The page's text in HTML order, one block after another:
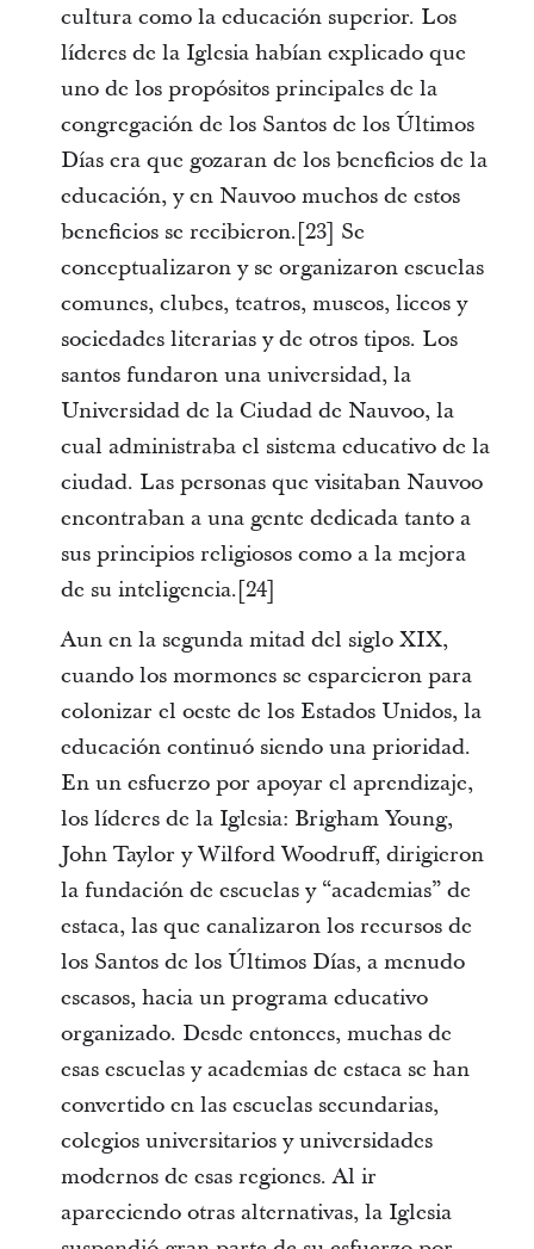
cultura como la educación superior. Los
líderes de la Iglesia habían explicado que
uno de los propósitos principales de la
congregación de los Santos de los Últimos
Días era que gozaran de los beneficios de la
educación, y en Nauvoo muchos de estos
beneficios se recibieron.[23] Se
conceptualizaron y se organizaron escuelas
comunes, clubes, teatros, museos, liceos y
sociedades literarias y de otros tipos. Los
santos fundaron una universidad, la
Universidad de la Ciudad de Nauvoo, la
cual administraba el sistema educativo de la
ciudad. Las personas que visitaban Nauvoo
encontraban a una gente dedicada tanto a
sus principios religiosos como a la mejora
de su inteligencia.[24]
Aun en la segunda mitad del siglo XIX,
cuando los mormones se esparcieron para
colonizar el oeste de los Estados Unidos, la
educación continuó siendo una prioridad.
En un esfuerzo por apoyar el aprendizaje,
los líderes de la Iglesia: Brigham Young,
John Taylor y Wilford Woodruff, dirigieron
la fundación de escuelas y “academias” de
estaca, las que canalizaron los recursos de
los Santos de los Últimos Días, a menudo
escasos, hacia un programa educativo
organizado. Desde entonces, muchas de
esas escuelas y academias de estaca se han
convertido en las escuelas secundarias,
colegios universitarios y universidades
modernos de esas regiones. Al ir
apareciendo otras alternativas, la Iglesia